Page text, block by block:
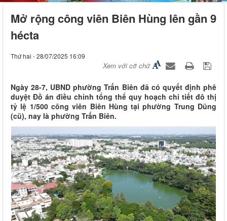
Mở rộng công viên Biên Hùng lên gần 9
hécta
Thứ hai - 28/07/2025 16:09
Xem với cỡ chữ
Ngày 28-7, UBND phường Trấn Biên đã có quyết định phê
duyệt Đồ án điều chỉnh tổng thể quy hoạch chi tiết đô thị
tỷ lệ 1/500 công viên Biên Hùng tại phường Trung Dũng
(cũ), nay là phường Trấn Biên.